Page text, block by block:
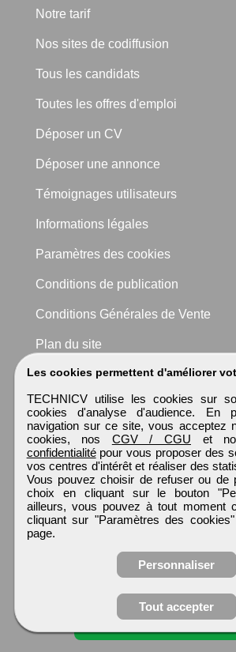
Candidature
Les cookies permettent d'améliorer
TECHNICV utilise les cookies sur
cookies d'analyse d'audience. En
navigation sur ce site, vous acceptez
cookies, nos CGV / CGU et
confidentialitépour vous proposer des
vos centres d'intérêt et réaliser des
Vous pouvez choisir de refuser ou de
choix en cliquant sur le bouton
ailleurs, vous pouvez à tout moment
cliquant sur "Paramètres des
page.
Personnaliser
Tout accepter
Notre tarif
Nos sites de codiffusion
Tous les candidats
Toutes les offres d'emploi
Déposer un CV
Déposer une annonce
Témoignages utilisateurs
Informations légales
Paramètres des cookies
Conditions de publication
Conditions Générales de Vente
Plan du site
TECHNICV
Tous droits réservés © 1999